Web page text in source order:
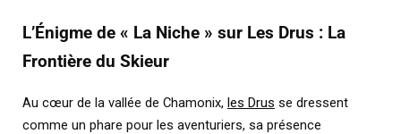
L’Énigme de « La Niche » sur Les Drus : La
Frontière du Skieur
Au cœur de la vallée de Chamonix, les Drus se dressent
comme un phare pour les aventuriers, sa présence